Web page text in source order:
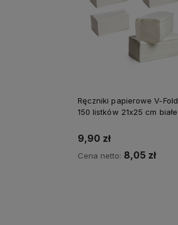
Ręczniki papierowe V-Fold
150 listków 21x25 cm białe
9,90 zł
Cena netto: 8,05 zł